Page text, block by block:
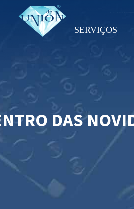
SERVIÇOS
DAS